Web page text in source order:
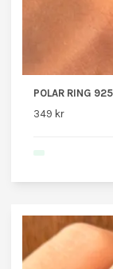
POLAR RING
349 kr